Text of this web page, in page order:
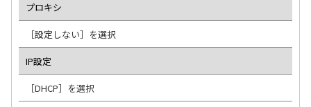
プロキシ
［設定しない］を選択
IP設定
［DHCP］を選択